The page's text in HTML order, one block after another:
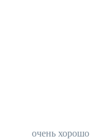
очень хорошо